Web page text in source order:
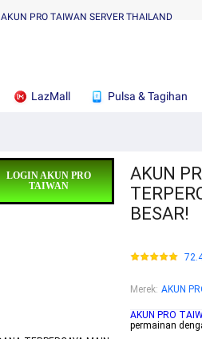
AKUN PRO TAIWAN SERVER THAILAND
LazMall Pulsa & Tagihan
LOGIN AKUN PRO
TAIWAN
AKUN
BESAR!
Merek: AKUN
AKUN PRO
permainan